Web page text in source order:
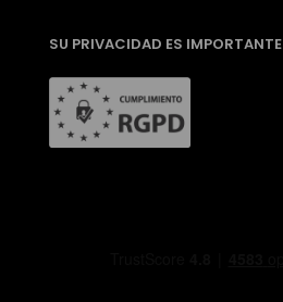
SU PRIVACIDAD ES IMPORTANTE